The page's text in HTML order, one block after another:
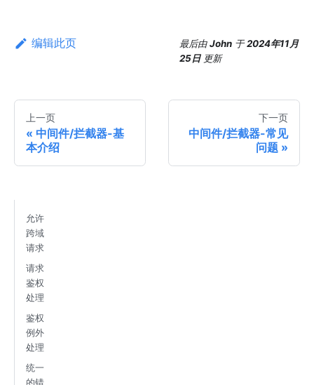
编辑此页 最后由John 于2024年11月
25日 更新
上一页
中间件/拦截器-基
本介绍
下一页
中间件/拦截器-常见
问题
允许
跨域
请求
请求
鉴权
处理
鉴权
例外
处理
统一
的错